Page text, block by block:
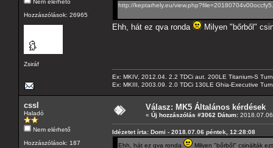
Nem elérhető
Hozzászólások: 26965
Zsiráf
http://keptarhely.eu/
Ehh, hát ez qva ronda Milyen "bőrből"
Ex: MKIV, 2012.04. 2.2 TDCi aut. 200LE Titanium-S
Ex: MKIII, 2003.09. 2.0 TDCi 130LE Ghia-Executive
cssl
Haladó
Nem elérhető
Hozzászólások: 187
Válasz: MK5 Általános kérdések
« Új hozzászólás #3062 Dátum:
Idézetet írta: Domi - 2018.07.06 péntek, 12:28:08
Ehh, hát ez qva ronda
Milyen "bőrből" csinálták